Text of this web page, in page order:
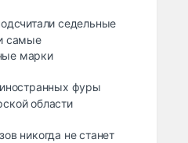
седельные
самые
марки
фуры
области
никогда не станет